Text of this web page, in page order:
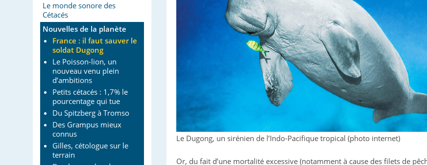
Le Dugong, un sirénien de l’Indo-Pacifique tropical (photo internet)
Or, du fait d’une mortalité excessive (notamment à cause des filets de
Le monde sonore des
Cétacés
Nouvelles de la planète
France : il faut sauver le
soldat Dugong
Le Poisson-lion, un
nouveau venu plein
d’ambitions
Petits cétacés : 1,7% le
pourcentage qui tue
Du Spitzberg à Tromso
Des Grampus mieux
connus
Gilles, cétologue sur le
terrain